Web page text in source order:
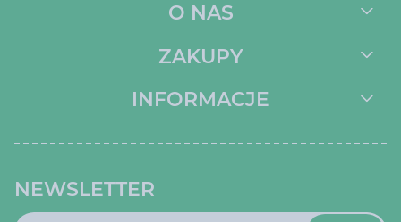
O NAS
ZAKUPY
INFORMACJE
NEWSLETTER